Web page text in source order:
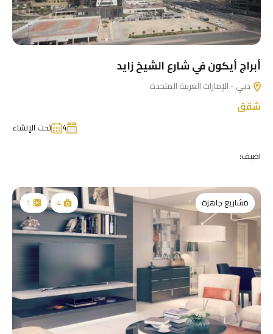
أبراج أيكون في شارع الشيخ زايد
دبي - الإمارات العربية المتحدة
شقق
4
تحت الإنشاء
اضيف:
مشاريع جاهزة 4
1